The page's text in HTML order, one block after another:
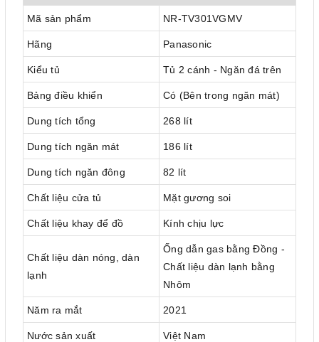
Mã sản phẩm NR-TV301VGMV
Hãng Panasonic
Kiểu tủ Tủ 2 cánh - Ngăn đá trên
Bảng điều khiển Có (Bên trong ngăn mát)
Dung tích tổng 268 lít
Dung tích ngăn mát 186 lít
Dung tích ngăn đông 82 lít
Chất liệu cửa tủ Mặt gương soi
Chất liệu khay để đồ Kính chịu lực
Chất liệu dàn nóng, dàn
lạnh
Ống dẫn gas bằng Đồng -
Chất liệu dàn lạnh bằng
Nhôm
Năm ra mắt 2021
Nước sản xuất Việt Nam